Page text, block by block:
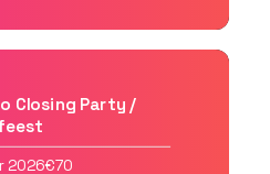
Closing Party /
2026€70